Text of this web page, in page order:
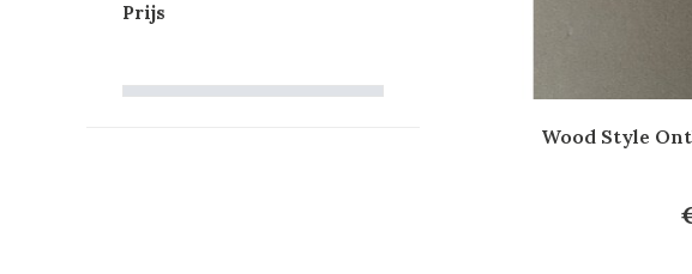
Prijs
Wood Style